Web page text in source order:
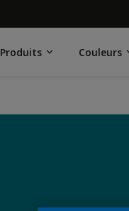
Produits Couleurs